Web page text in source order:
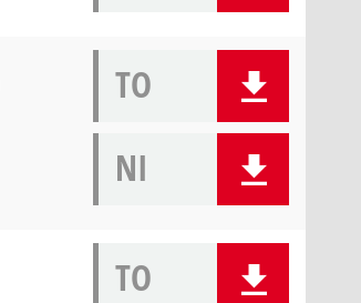
TO
NI
TO